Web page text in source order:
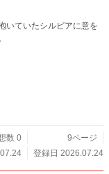
いていたシルビアに意を
数 0
9ページ
登録日 2026.07.24